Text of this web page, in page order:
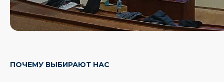
ПОЧЕМУ ВЫБИРАЮТ НАС